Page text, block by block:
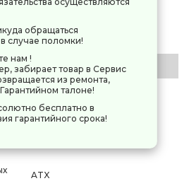
нет
Micro-ATX, Mini-ITX
ATX
обращаться
случае поломки!
нам !
забирает товар в Сервис
из ремонта,
талоне!
бесплатно в
гарантийного срока!